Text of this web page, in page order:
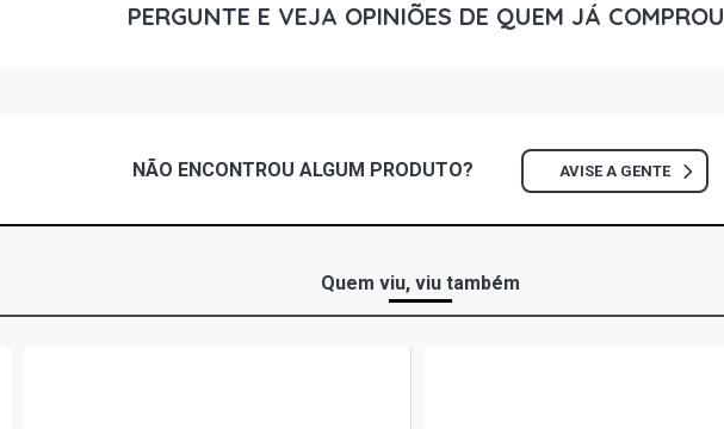
PERGUNTE E VEJA OPINIÕES DE QUEM JÁ COMPROU
NÃO ENCONTROU ALGUM PRODUTO? AVISE A GENTE
Quem viu, viu também